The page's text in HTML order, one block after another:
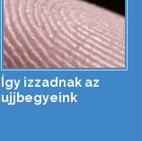
Így izzadnak az
ujjbegyeink